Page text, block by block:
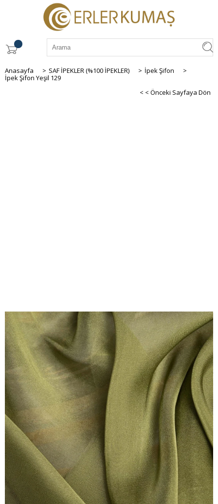
Anasayfa > SAF İPEKLER (%100 İPEKLER) > İpek Şifon
>
İpek Şifon Yeşil 129
< < Önceki Sayfaya Dön